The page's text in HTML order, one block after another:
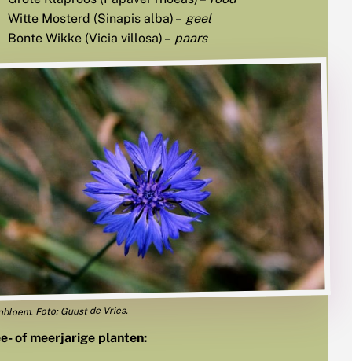
Witte Mosterd (Sinapis alba) – geel
Bonte Wikke (Vicia villosa) – paars
Foto: Guust de Vries.
of meerjarige planten: